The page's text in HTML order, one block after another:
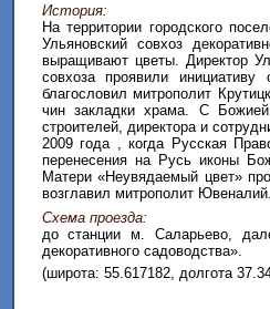
История:
На территории городского
Ульяновский совхоз
выращивают цветы. Директор
совхоза проявили инициативу
благословил митрополит
чин закладки храма. С
строителей, директора и
2009 года , когда Русская
перенесения на Русь иконы
Матери «Неувядаемый цвет»
возглавил митрополит Ювеналий.
Схема проезда:
до станции м. Саларьево,
декоративного садоводства».
(широта: 55.617182, долгота